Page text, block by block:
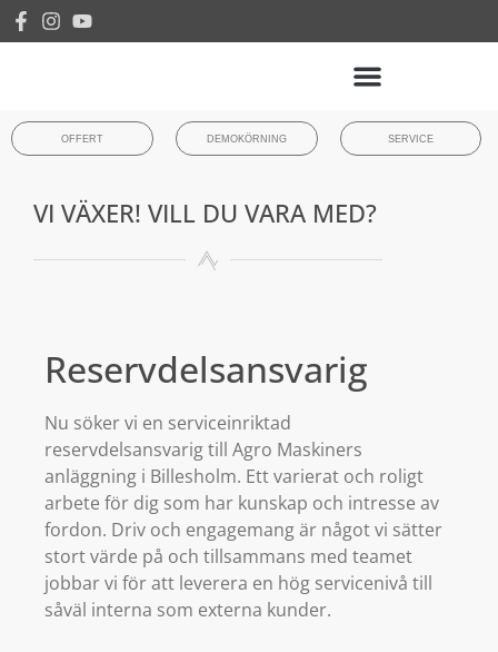
OFFERT DEMOKÖRNING SERVICE
VI VÄXER! VILL DU VARA MED?
Reservdelsansvarig
Nu söker vi en serviceinriktad
reservdelsansvarig till Agro Maskiners
anläggning i Billesholm. Ett varierat och roligt
arbete för dig som har kunskap och intresse av
fordon. Driv och engagemang är något vi sätter
stort värde på och tillsammans med teamet
jobbar vi för att leverera en hög servicenivå till
såväl interna som externa kunder.